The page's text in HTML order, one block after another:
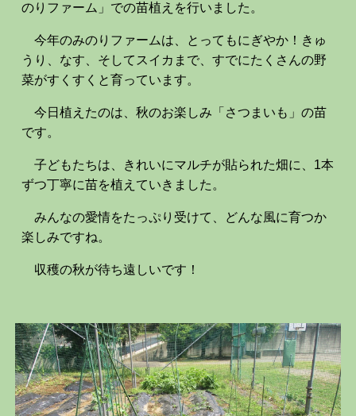
のりファーム」での苗植えを行いました。
今年のみのりファームは、とってもにぎやか！きゅ
うり、なす、そしてスイカまで、すでにたくさんの野
菜がすくすくと育っています。
今日植えたのは、秋のお楽しみ「さつまいも」の苗
です。
子どもたちは、きれいにマルチが貼られた畑に、1本
ずつ丁寧に苗を植えていきました。
みんなの愛情をたっぷり受けて、どんな風に育つか
楽しみですね。
収穫の秋が待ち遠しいです！